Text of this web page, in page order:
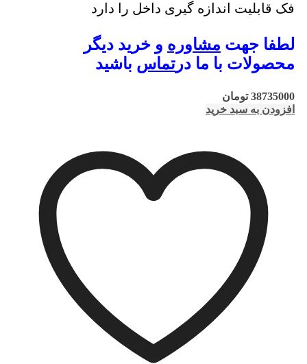
فک قابلیت اندازه گیری داخل را دارد
لطفا جهت مشاوره و خرید دیگر
محصولات با ما در تماس باشید
38735000 تومان
افزودن به سبد خرید